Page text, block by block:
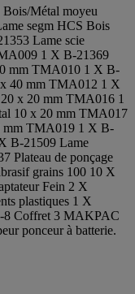
Métal moyeu
segm HCS Bois
Lame scie
1 X B-21369
mm TMA010 1 X B-
x 40 mm TMA012 1 X
x 20 mm TMA016 1
10 x 20 mm TMA017
mm TMA019 1 X B-
B-21509 Lame
Plateau de ponçage
grains 100 10 X
Fein 2 X
plastiques 1 X
8 Coffret 3 MAKPAC
ponceur à batterie.